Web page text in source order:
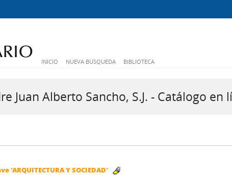
INICIO NUEVA BÚSQUEDA BIBLIOTECA
Juan Alberto Sancho, S.J. - Catálogo en
'ARQUITECTURA Y SOCIEDAD'